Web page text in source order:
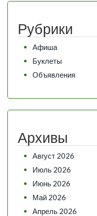
Рубрики
Афиша
Буклеты
Объявления
Архивы
Август 2026
Июль 2026
Июнь 2026
Май 2026
Апрель 2026